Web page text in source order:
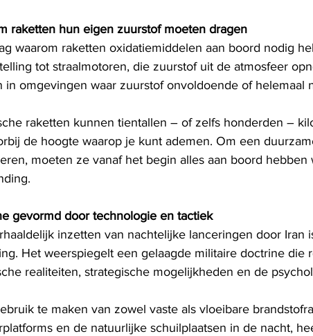
raketten hun eigen zuurstof moeten dragen
waarom raketten oxidatiemiddelen aan boord nodig
tot straalmotoren, die zuurstof uit de atmosfeer
in omgevingen waar zuurstof onvoldoende of helemaal
raketten kunnen tientallen – of zelfs honderden –
de hoogte waarop je kunt ademen. Om een
moeten ze vanaf het begin alles aan boord hebben
gevormd door technologie en tactiek
inzetten van nachtelijke lanceringen door Iran
Het weerspiegelt een gelaagde militaire doctrine die
realiteiten, strategische mogelijkheden en de
te maken van zowel vaste als vloeibare
en de natuurlijke schuilplaatsen in de nacht,